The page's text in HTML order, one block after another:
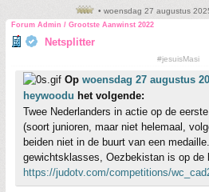
• woensdag 27 augustus
Forum Admin / Grootste Aanwinst 2022
Netsplitter
#jesuisMasi
Op woensdag 27 augustus
heywoodu het volgende:
Twee Nederlanders in actie op de
(soort junioren, maar niet helemaal,
beiden niet in de buurt van een
gewichtsklasses, Oezbekistan is op de
https://judotv.com/competitions/